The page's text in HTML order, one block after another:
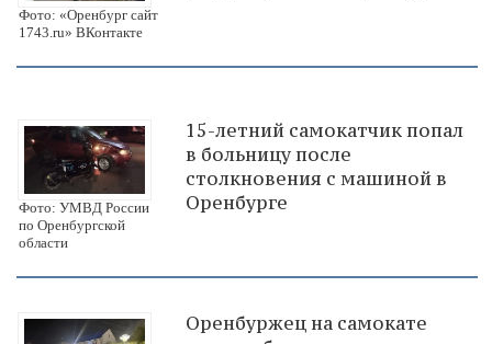
Фото: «Оренбург сайт
1743.ru» ВКонтакте
Фото: УМВД России
по Оренбургской
области
15-летний самокатчик попал
в больницу после
столкновения с машиной в
Оренбурге
Оренбуржец на самокате